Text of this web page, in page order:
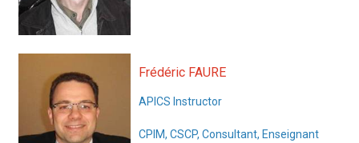
Frédéric FAURE
APICS Instructor
CPIM, CSCP, Consultant, Enseignant